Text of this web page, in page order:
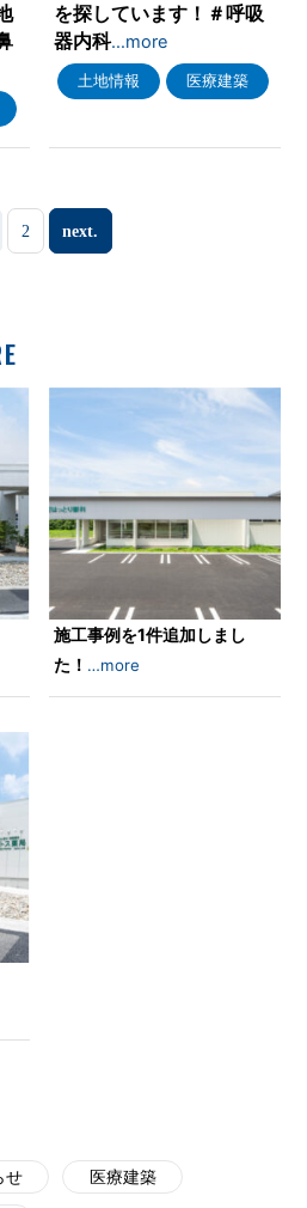
を探しています！＃呼吸
器内科…more
土地情報 医療建築
2 next.
施工事例を1件追加しまし
た！ …more
せ 医療建築